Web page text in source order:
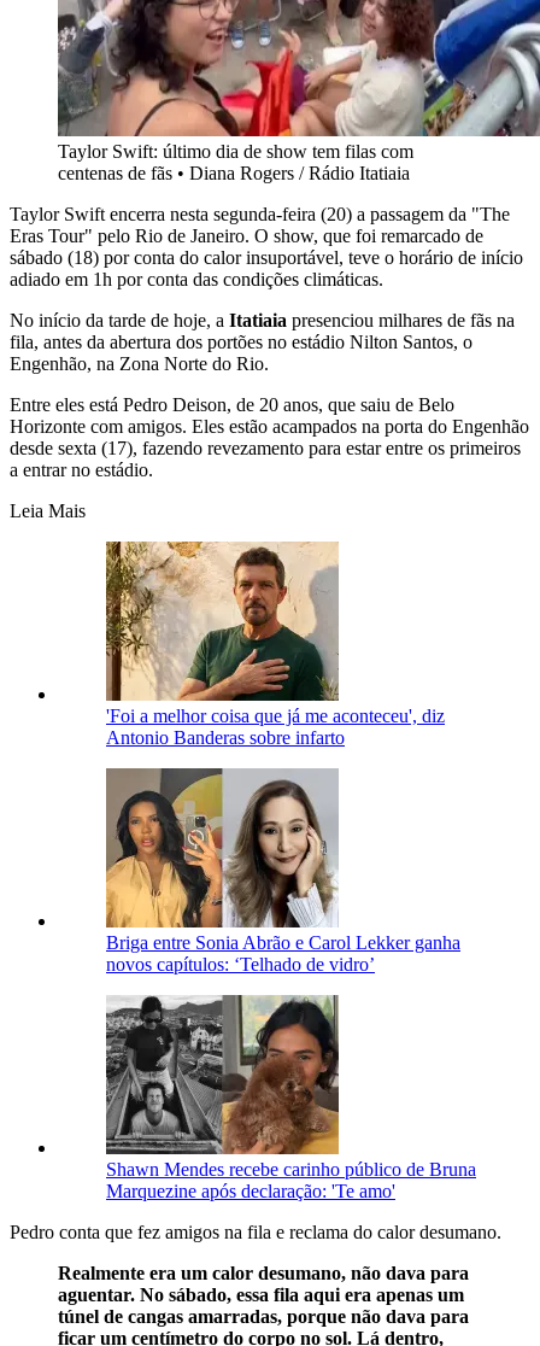
Taylor Swift: último dia de show tem filas com
centenas de fãs • Diana Rogers / Rádio Itatiaia
Taylor Swift encerra nesta segunda-feira (20) a passagem da "The
Eras Tour" pelo Rio de Janeiro. O show, que foi remarcado de
sábado (18) por conta do calor insuportável, teve o horário de início
adiado em 1h por conta das condições climáticas.
No início da tarde de hoje, a Itatiaia presenciou milhares de fãs na
fila, antes da abertura dos portões no estádio Nilton Santos, o
Engenhão, na Zona Norte do Rio.
Entre eles está Pedro Deison, de 20 anos, que saiu de Belo
Horizonte com amigos. Eles estão acampados na porta do Engenhão
desde sexta (17), fazendo revezamento para estar entre os primeiros
a entrar no estádio.
Leia Mais
'Foi a melhor coisa que já me aconteceu', diz
Antonio Banderas sobre infarto
Briga entre Sonia Abrão e Carol Lekker ganha
novos capítulos: ‘Telhado de vidro’
Shawn Mendes recebe carinho público de Bruna
Marquezine após declaração: 'Te amo'
Pedro conta que fez amigos na fila e reclama do calor desumano.
Realmente era um calor desumano, não dava para
aguentar. No sábado, essa fila aqui era apenas um
túnel de cangas amarradas, porque não dava para
ficar um centímetro do corpo no sol. Lá dentro,